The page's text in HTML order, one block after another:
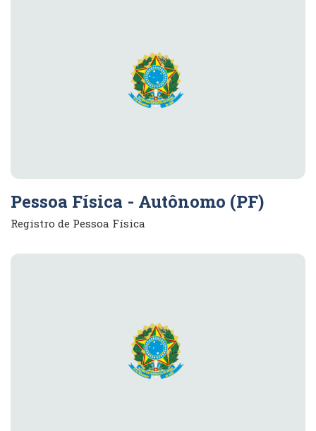
Pessoa Física - Autônomo (PF)
Registro de Pessoa Física